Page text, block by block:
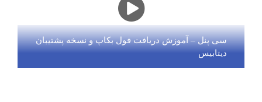
سی پنل – آموزش دریافت فول بکاپ و نسخه پشتیبان
دیتابیس